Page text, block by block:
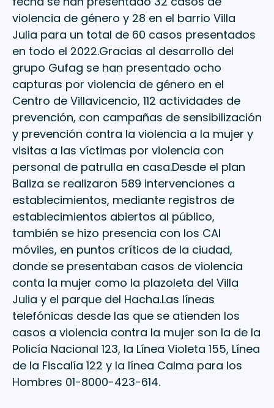
violencia de género y 28 en el barrio Villa
Julia para un total de 60 casos presentados
en todo el 2022.Gracias al desarrollo del
grupo Gufag se han presentado ocho
capturas por violencia de género en el
Centro de Villavicencio, 112 actividades de
prevención, con campañas de sensibilización
y prevención contra la violencia a la mujer y
visitas a las víctimas por violencia con
personal de patrulla en casa.Desde el plan
Baliza se realizaron 589 intervenciones a
establecimientos, mediante registros de
establecimientos abiertos al público,
también se hizo presencia con los CAI
móviles, en puntos críticos de la ciudad,
donde se presentaban casos de violencia
conta la mujer como la plazoleta del Villa
Julia y el parque del Hacha.Las líneas
telefónicas desde las que se atienden los
casos a violencia contra la mujer son la de la
Policía Nacional 123, la Línea Violeta 155, Línea
de la Fiscalía 122 y la línea Calma para los
Hombres 01-8000-423-614.